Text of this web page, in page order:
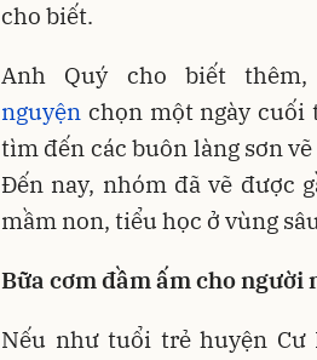
cho biết.
Anh Quý cho biết
nguyện chọn một ngày cuối
tìm đến các buôn làng sơn
Đến nay, nhóm đã vẽ được
mầm non, tiểu học ở vùng
Bữa cơm đầm ấm cho người
Nếu như tuổi trẻ huyện Cư